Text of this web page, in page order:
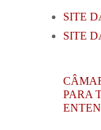
SITE
SITE
PARA